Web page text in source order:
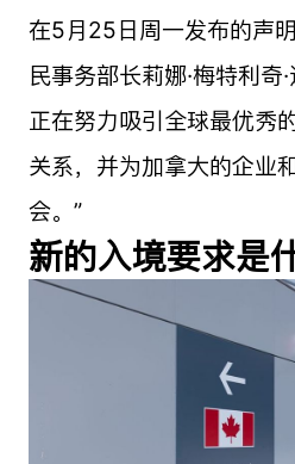
在5月25日周一发布的声
民事务部长莉娜·梅特利奇
正在努力吸引全球最优秀
关系，并为加拿大的企业
会。”
新的入境要求是